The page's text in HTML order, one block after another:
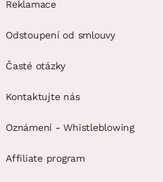
Reklamace
Odstoupení od smlouvy
Časté otázky
Kontaktujte nás
Oznámení - Whistleblowing
Affiliate program